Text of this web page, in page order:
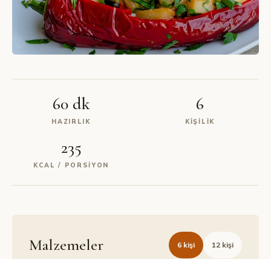
60 dk
HAZIRLIK
6
KIŞILIK
235
KCAL / PORSIYON
Malzemeler 6 kişi 12 kişi